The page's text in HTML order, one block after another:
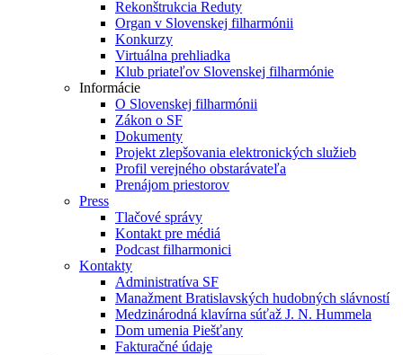
Rekonštrukcia Reduty
Organ v Slovenskej filharmónii
Konkurzy
Virtuálna prehliadka
Klub priateľov Slovenskej filharmónie
Informácie
O Slovenskej filharmónii
Zákon o SF
Dokumenty
Projekt zlepšovania elektronických služieb
Profil verejného obstarávateľa
Prenájom priestorov
Press
Tlačové správy
Kontakt pre médiá
Podcast filharmonici
Kontakty
Administratíva SF
Manažment Bratislavských hudobných slávností
Medzinárodná klavírna súťaž J. N. Hummela
Dom umenia Piešťany
Fakturačné údaje